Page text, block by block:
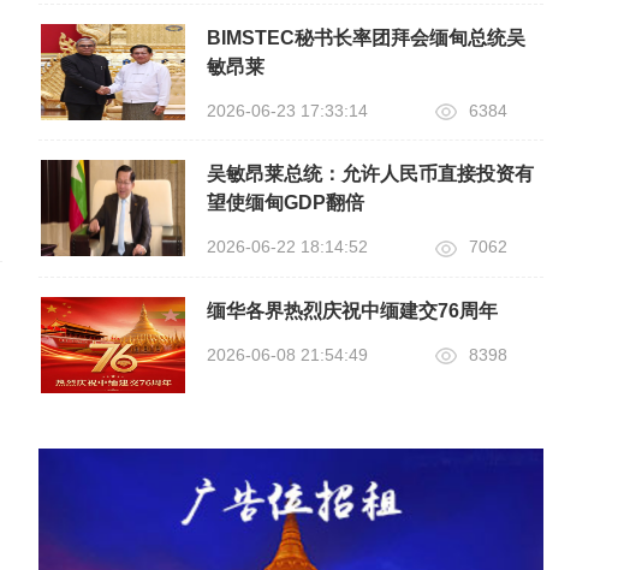
BIMSTEC秘书长率团拜会缅甸总统吴
敏昂莱
2026-06-23 17:33:14 6384
吴敏昂莱总统：允许人民币直接投资有
望使缅甸GDP翻倍
2026-06-22 18:14:52 7062
缅华各界热烈庆祝中缅建交76周年
2026-06-08 21:54:49 8398